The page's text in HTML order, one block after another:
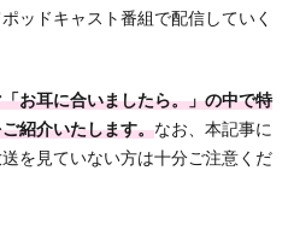
ッドキャスト番組で配信していく
お耳に合いましたら。」の中で特
紹介いたします。なお、本記事に
を見ていない方は十分ご注意くだ